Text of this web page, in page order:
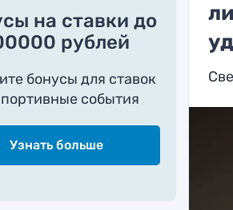
на ставки до
рублей
бонусы для ставок
события
Узнать больше